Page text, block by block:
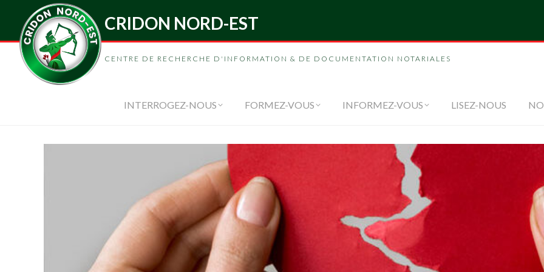
CRIDON NORD-EST
CENTRE DE RECHERCHE D'INFORMATION & DE DOCUMENTATION NOTARIALES
INTERROGEZ-NOUS FORMEZ-VOUS INFORMEZ-VOUS LISEZ-NOUS
INTERROGEZ-NOUS